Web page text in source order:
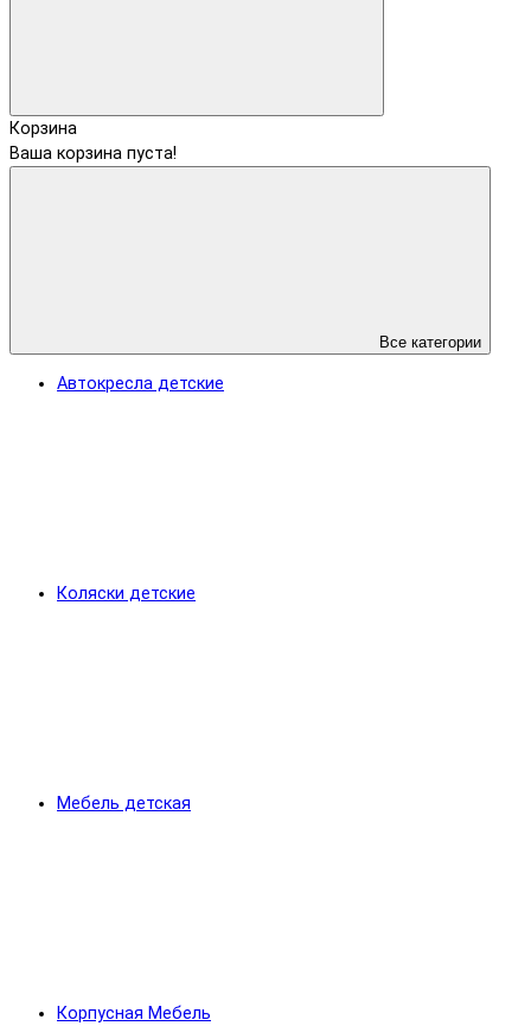
Корзина
Ваша корзина пуста!
Все категории
Автокресла детские
Коляски детские
Мебель детская
Корпусная Мебель